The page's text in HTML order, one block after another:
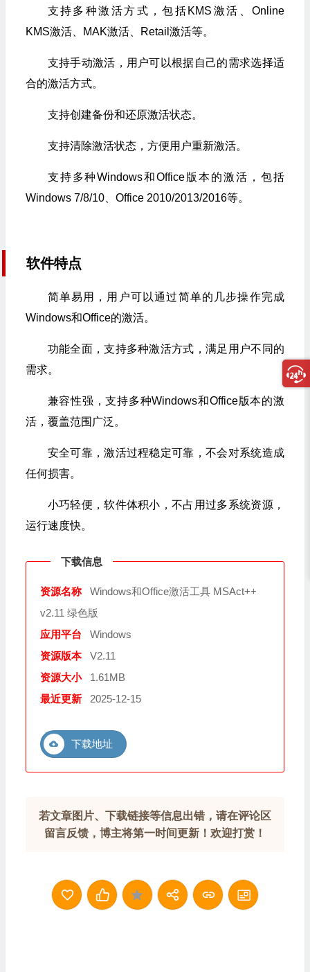
支持多种激活方式，包括KMS激活、Online
KMS激活、MAK激活、Retail激活等。
支持手动激活，用户可以根据自己的需求选择适
合的激活方式。
支持创建备份和还原激活状态。
支持清除激活状态，方便用户重新激活。
支持多种Windows和Office版本的激活，包括
Windows 7/8/10、Office 2010/2013/2016等。
软件特点
简单易用，用户可以通过简单的几步操作完成
Windows和Office的激活。
功能全面，支持多种激活方式，满足用户不同的
需求。
兼容性强，支持多种Windows和Office版本的激
活，覆盖范围广泛。
安全可靠，激活过程稳定可靠，不会对系统造成
任何损害。
小巧轻便，软件体积小，不占用过多系统资源，
运行速度快。
下载信息
资源名称
Windows和Office激活工具 MSAct++
v2.11 绿色版
应用平台
Windows
资源版本
V2.11
资源大小
1.61MB
最近更新
2025-12-15
下载地址
若文章图片、下载链接等信息出错，请在评论区
留言反馈，博主将第一时间更新！欢迎打赏！